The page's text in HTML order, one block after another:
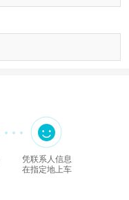
凭联系人信息
在指定地上车